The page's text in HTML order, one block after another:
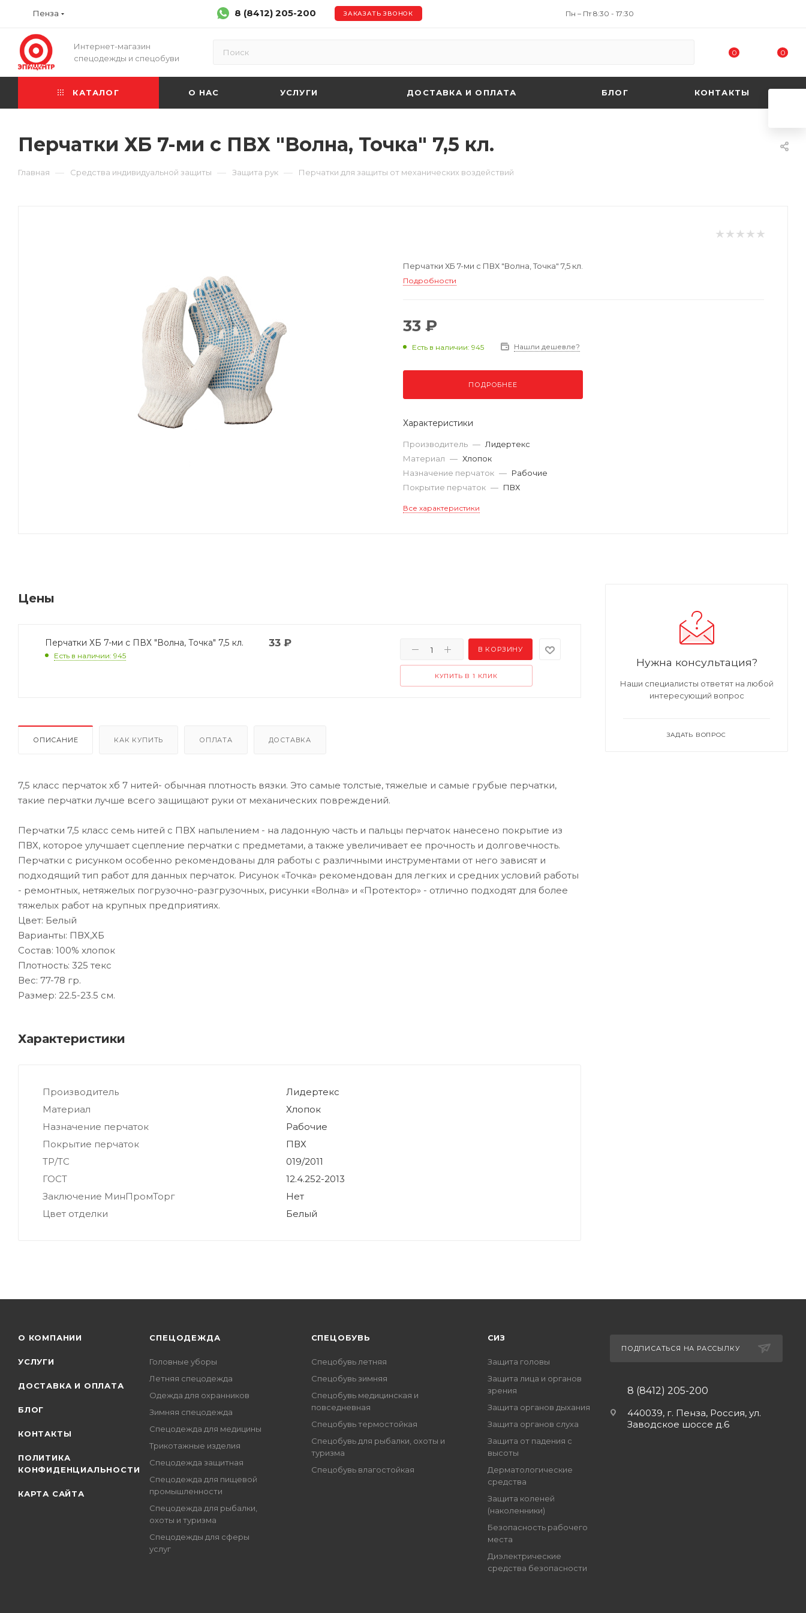
Пенза 8 (8412) 205-200 ЗАКАЗАТЬ ЗВОНОК Пн – Пт 8:30 - 17:30
Интернет-магазин
спецодежды и спецобуви
0 0
КАТАЛОГ О НАС УСЛУГИ ДОСТАВКА И ОПЛАТА БЛОГ КОНТАКТЫ
Перчатки ХБ 7-ми с ПВХ "Волна, Точка" 7,5 кл.
Главная — Средства индивидуальной защиты — Защита рук — Перчатки для защиты от механических воздействий
Перчатки ХБ 7-ми с ПВХ "Волна, Точка" 7,5 кл.
Подробности
33 ₽
Есть в наличии: 945 Нашли дешевле?
ПОДРОБНЕЕ
Характеристики
Производитель — Лидертекс
Материал — Хлопок
Назначение перчаток — Рабочие
Покрытие перчаток — ПВХ
Все характеристики
Цены
Перчатки ХБ 7-ми с ПВХ "Волна, Точка" 7,5 кл.
Есть в наличии: 945
33₽
В КОРЗИНУ
КУПИТЬ В 1 КЛИК
ОПИСАНИЕ КАК КУПИТЬ ОПЛАТА ДОСТАВКА
7,5 класс перчаток хб 7 нитей- обычная плотность вязки. Это самые толстые, тяжелые и самые грубые перчатки,
такие перчатки лучше всего защищают руки от механических повреждений.
Перчатки 7,5 класс семь нитей с ПВХ напылением - на ладонную часть и пальцы перчаток нанесено покрытие из
ПВХ, которое улучшает сцепление перчатки с предметами, а также увеличивает ее прочность и долговечность.
Перчатки с рисунком особенно рекомендованы для работы с различными инструментами от него зависят и
подходящий тип работ для данных перчаток. Рисунок «Точка» рекомендован для легких и средних условий работы
- ремонтных, нетяжелых погрузочно-разгрузочных, рисунки «Волна» и «Протектор» - отлично подходят для более
тяжелых работ на крупных предприятиях.
Цвет: Белый
Варианты: ПВХ,ХБ
Состав: 100% хлопок
Плотность: 325 текс
Вес: 77-78 гр.
Размер: 22.5-23.5 см.
Характеристики
Производитель
Лидертекс
Материал
Хлопок
Назначение перчаток
Рабочие
Покрытие перчаток
ПВХ
ТР/ТС
019/2011
ГОСТ
12.4.252-2013
Заключение МинПромТорг
Нет
Цвет отделки
Белый
Нужна консультация?
Наши специалисты ответят на любой
интересующий вопрос
ЗАДАТЬ ВОПРОС
О КОМПАНИИ
УСЛУГИ
ДОСТАВКА И ОПЛАТА
БЛОГ
КОНТАКТЫ
ПОЛИТИКА
КОНФИДЕНЦИАЛЬНОСТИ
КАРТА САЙТА
СПЕЦОДЕЖДА
Головные уборы
Летняя спецодежда
Одежда для охранников
Зимняя спецодежда
Спецодежда для медицины
Трикотажные изделия
Спецодежда защитная
Спецодежда для пищевой
промышленности
Спецодежда для рыбалки,
охоты и туризма
Спецодежды для сферы
услуг
CПЕЦОБУВЬ
Спецобувь летняя
Спецобувь зимняя
Спецобувь медицинская и
повседневная
Спецобувь термостойкая
Спецобувь для рыбалки, охоты и
туризма
Спецобувь влагостойкая
СИЗ
Защита головы
Защита лица и органов
зрения
Защита органов дыхания
Защита органов слуха
Защита от падения с
высоты
Дерматологические
средства
Защита коленей
(наколенники)
Безопасность рабочего
места
Диэлектрические
средства безопасности
ПОДПИСАТЬСЯ НА РАССЫЛКУ
8 (8412) 205-200
440039, г. Пенза, Россия, ул.
Заводское шоссе д.6